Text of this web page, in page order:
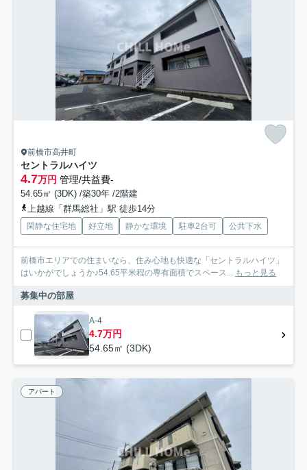
前橋市高井町
セントラルハイツ
4.7万円 管理/共益費-
54.65㎡ (3DK) /築30年 /2階建
上越線「群馬総社」駅 徒歩14分
閑静な住宅地 好立地 静かな環境 駐車2台可 公共下水
前橋市エリアでの住まいなら、住み心地も快適な「セントラルハイツ」
はいかがでしょうか♪54.65平米程の専有面積でスペース... もっと見る
募集中の部屋
A-4
4.7万円
54.65㎡ (3DK)
アパート